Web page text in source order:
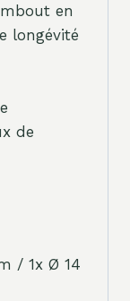
en
longévité
de
/ 1x Ø 14